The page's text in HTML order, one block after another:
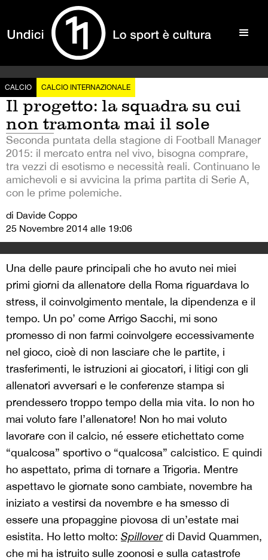
CALCIO CALCIO INTERNAZIONALE
Il progetto: la squadra su cui
non tramonta mai il sole
Seconda puntata della stagione di Football Manager
2015: il mercato entra nel vivo, bisogna comprare,
tra vezzi di esotismo e necessità reali. Continuano le
amichevoli e si avvicina la prima partita di Serie A,
con le prime polemiche.
di Davide Coppo
25 Novembre 2014 alle 19:06
Una delle paure principali che ho avuto nei miei
primi giorni da allenatore della Roma riguardava lo
stress, il coinvolgimento mentale, la dipendenza e il
tempo. Un po’ come Arrigo Sacchi, mi sono
promesso di non farmi coinvolgere eccessivamente
nel gioco, cioè di non lasciare che le partite, i
trasferimenti, le istruzioni ai giocatori, i litigi con gli
allenatori avversari e le conferenze stampa si
prendessero troppo tempo della mia vita. Io non ho
mai voluto fare l’allenatore! Non ho mai voluto
lavorare con il calcio, né essere etichettato come
“qualcosa” sportivo o “qualcosa” calcistico. E quindi
ho aspettato, prima di tornare a Trigoria. Mentre
aspettavo le giornate sono cambiate, novembre ha
iniziato a vestirsi da novembre e ha smesso di
essere una propaggine piovosa di un’estate mai
esistita. Ho letto molto: Spilloverdi David Quammen,
che mi ha istruito sulle zoonosi e sulla catastrofe